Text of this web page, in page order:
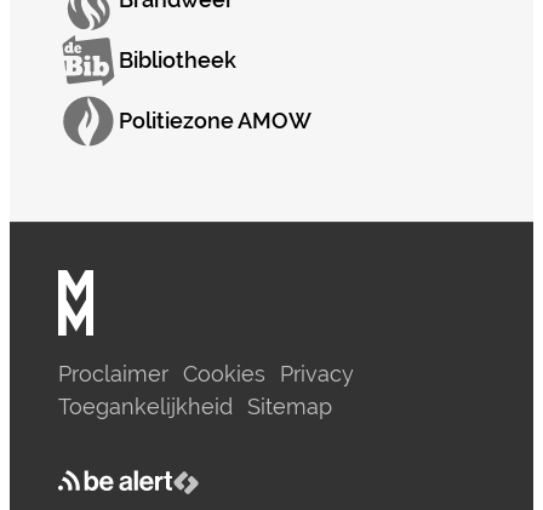
Bibliotheek
Politiezone AMOW
Proclaimer Cookies
Privacy
Toegankelijkheid
Sitemap
be alert
LCP nv 2026 ©